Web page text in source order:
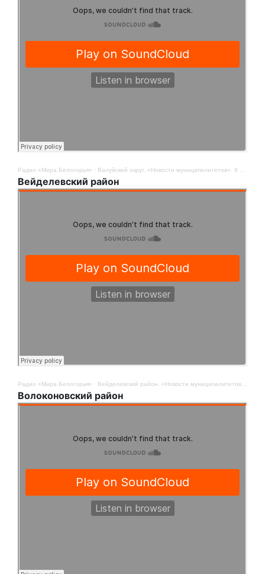
Радио «Мира Белогорья» · Валуйский округ. «Новости муниципалитетов». 8 сентября
Вейделевский район
Радио «Мира Белогорья» · Вейделевский район. «Новости муниципалитетов». 8 сентября
Волоконовский район